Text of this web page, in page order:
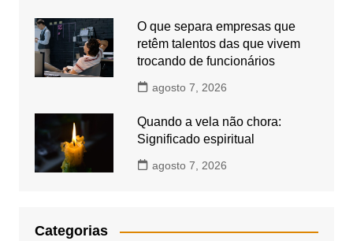
O que separa empresas que
retêm talentos das que vivem
trocando de funcionários
agosto 7, 2026
Quando a vela não chora:
Significado espiritual
agosto 7, 2026
Categorias